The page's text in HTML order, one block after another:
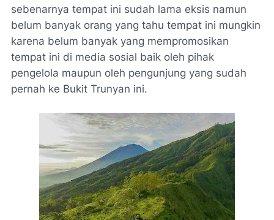
sebenarnya tempat ini sudah lama eksis namun
belum banyak orang yang tahu tempat ini mungkin
karena belum banyak yang mempromosikan
tempat ini di media sosial baik oleh pihak
pengelola maupun oleh pengunjung yang sudah
pernah ke Bukit Trunyan ini.